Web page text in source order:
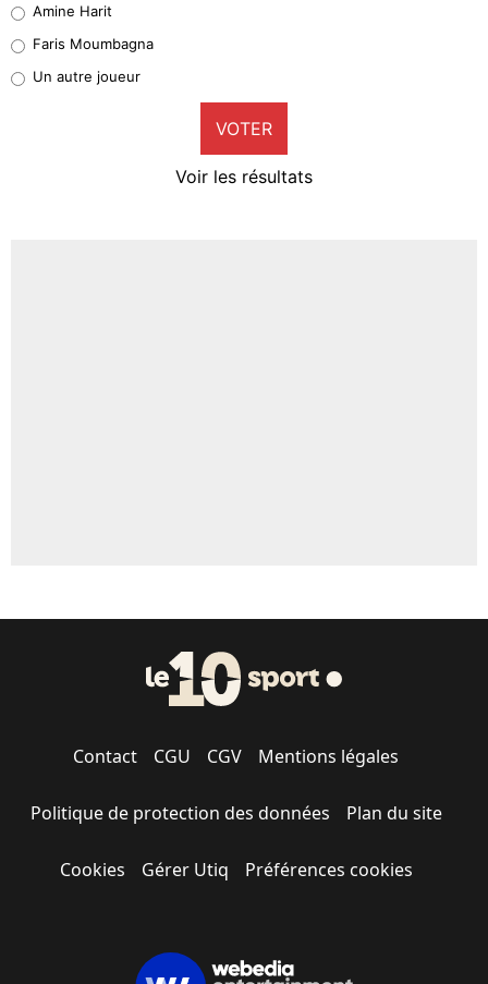
1%
9%
Amine Harit
Faris Moumbagna
Un autre joueur
VOTER
Voir les résultats
Contact CGU CGV Mentions légales
Politique de protection des données Plan du site
Cookies Gérer Utiq Préférences cookies